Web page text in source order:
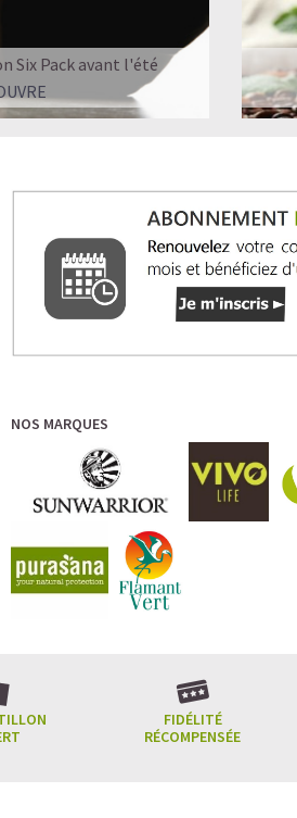
Six Pack avant l'été
NOS MARQUES
FIDÉLITÉ
RÉCOMPENSÉE